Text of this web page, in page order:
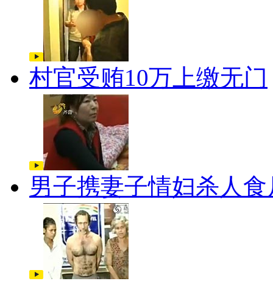
村官受贿10万上缴无门
男子携妻子情妇杀人食